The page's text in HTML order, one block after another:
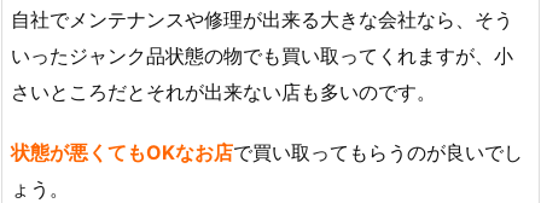
自社でメンテナンスや修理が出来る大きな会社なら、そう
いったジャンク品状態の物でも買い取ってくれますが、小
さいところだとそれが出来ない店も多いのです。
状態が悪くてもOKなお店で買い取ってもらうのが良いでし
ょう。